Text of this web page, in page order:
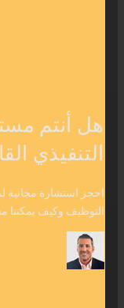
هل أنتم
التنفيذي
التوظيف وكيف يمكننا